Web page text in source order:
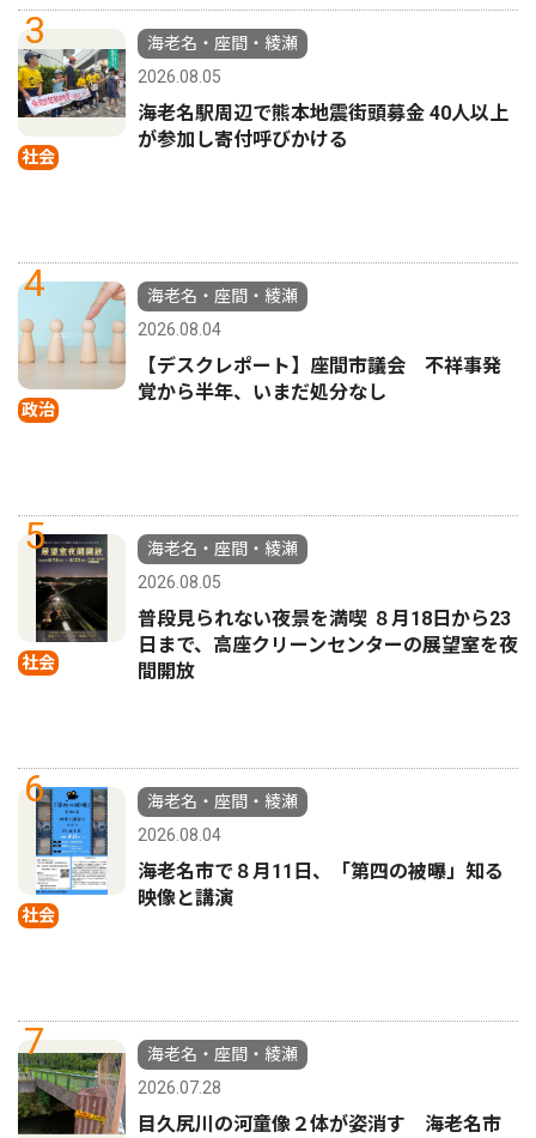
3
社会
海老名・座間・綾瀬
2026.08.05
海老名駅周辺で熊本地震街頭募金 40人以上
が参加し寄付呼びかける
4
政治
海老名・座間・綾瀬
2026.08.04
【デスクレポート】座間市議会 不祥事発
覚から半年、いまだ処分なし
5
社会
海老名・座間・綾瀬
2026.08.05
普段見られない夜景を満喫 ８月18日から23
日まで、高座クリーンセンターの展望室を夜
間開放
6
社会
海老名・座間・綾瀬
2026.08.04
海老名市で８月11日、「第四の被曝」知る
映像と講演
7
海老名・座間・綾瀬
2026.07.28
目久尻川の河童像２体が姿消す 海老名市